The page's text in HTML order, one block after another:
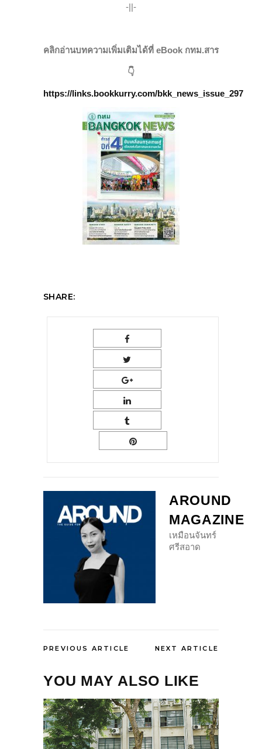
-||-
คลิกอ่านบทความเพิ่มเติมได้ที่ eBook กทม.สาร
👇
https://links.bookkurry.com/bkk_news_issue_297
SHARE:
AROUND
MAGAZINE
เหมือนจันทร์
ศรีสอาด
PREVIOUS ARTICLE NEXT ARTICLE
YOU MAY ALSO LIKE